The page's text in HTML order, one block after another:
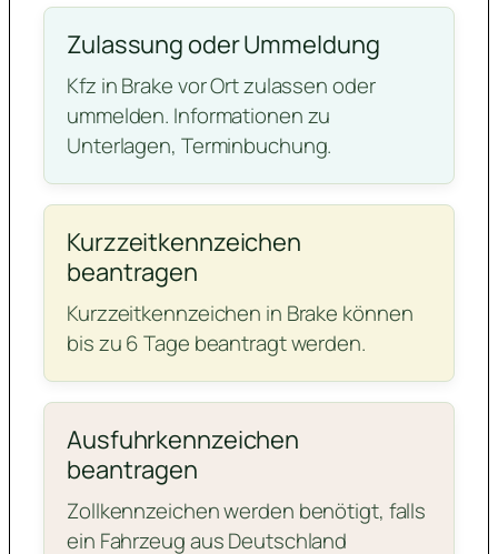
Zulassung oder Ummeldung
Kfz in Brake vor Ort zulassen oder
ummelden. Informationen zu
Unterlagen, Terminbuchung.
Kurzzeitkennzeichen
beantragen
Kurzzeitkennzeichen in Brake können
bis zu 6 Tage beantragt werden.
Ausfuhrkennzeichen
beantragen
Zollkennzeichen werden benötigt, falls
ein Fahrzeug aus Deutschland